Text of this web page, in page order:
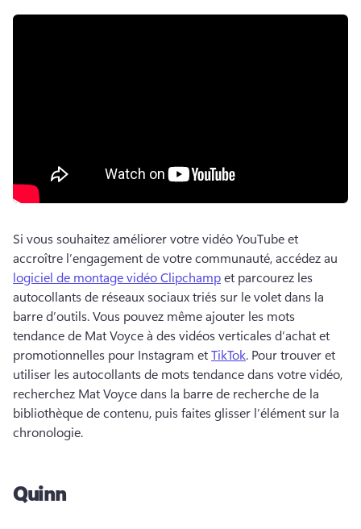
Si vous souhaitez améliorer votre vidéo YouTube et
accroître l’engagement de votre communauté, accédez au
logiciel de montage vidéo Clipchamp et parcourez les
autocollants de réseaux sociaux triés sur le volet dans la
barre d’outils. Vous pouvez même ajouter les mots
tendance de Mat Voyce à des vidéos verticales d’achat et
promotionnelles pour Instagram et TikTok. Pour trouver et
utiliser les autocollants de mots tendance dans votre vidéo,
recherchez Mat Voyce dans la barre de recherche de la
bibliothèque de contenu, puis faites glisser l’élément sur la
chronologie.
Quinn